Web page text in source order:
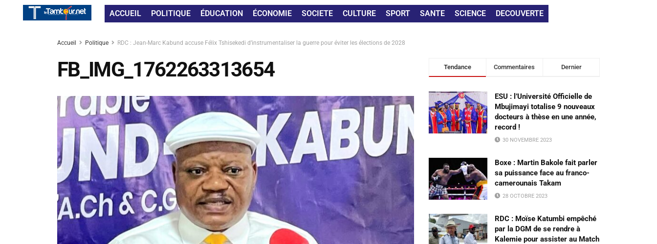
ACCUEIL POLITIQUE ÉDUCATION ÉCONOMIE SOCIETE CULTURE SPORT SANTE SCIENCE DECOUVERTE
Accueil Politique RDC : Jean-Marc Kabund accuse Félix Tshisekedi d’instrumentaliser la guerre pour éviter les élections de 2028
FB_IMG_1762263313654 Tendance Commentaires Dernier
ESU : l’Université Officielle de
Mbujimayi totalise 9 nouveaux
docteurs à thèse en une année,
record !
30 NOVEMBRE 2023
Boxe : Martin Bakole fait parler
sa puissance face au franco-
camerounais Takam
28 OCTOBRE 2023
RDC : Moïse Katumbi empêché
par la DGM de se rendre à
Kalemie pour assister au Match